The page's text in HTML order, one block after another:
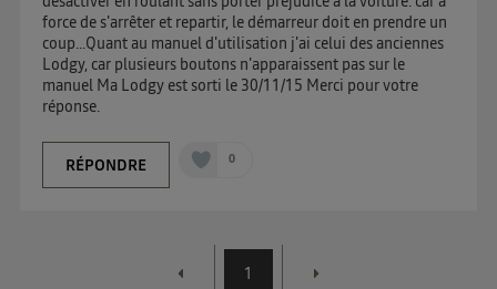
force de s'arrêter et repartir, le démarreur doit en prendre un
coup...Quant au manuel d'utilisation j'ai celui des anciennes
Lodgy, car plusieurs boutons n'apparaissent pas sur le
manuel Ma Lodgy est sorti le 30/11/15 Merci pour votre
réponse.
RÉPONDRE 0
1